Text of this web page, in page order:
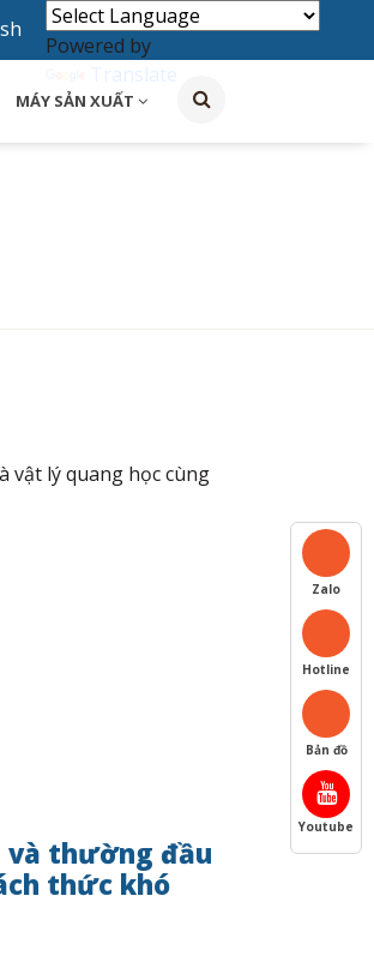
Powered by
Translate
MÁY SẢN XUẤT
vật lý quang học cùng
và thường đầu
thức khó
Zalo
Hotline
Bản đồ
Youtube